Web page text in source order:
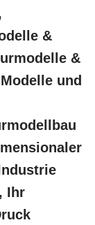
&
&
und
Ihr